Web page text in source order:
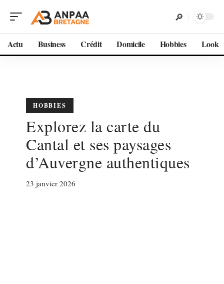
Actu Business Crédit Domicile Hobbies Look
HOBBIES
Explorez la carte du
Cantal et ses paysages
d’Auvergne authentiques
23 janvier 2026